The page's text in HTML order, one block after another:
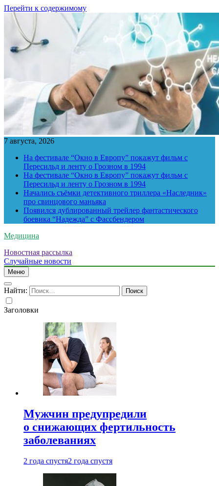
Перейти к содержимому
7 августа, 2026
На фестивале “Окно в Европу” покажут фильм с
Пересильд и ленту о Грозном в 1994
На фестивале “Окно в Европу” покажут фильм с
Пересильд и ленту о Грозном в 1994
Начались съёмки детективного триллера «Наследник»
про свинцового маньяка
Появился дублированный трейлер фантастического
боевика “Надежда” с Фассбендером
Медицина
Новостная рассылка
Случайные новости
Меню
Найти:
Заголовки
Мужчин предупредили
о снижающих фертильность
заболеваниях
2 года спустя2 года спустя